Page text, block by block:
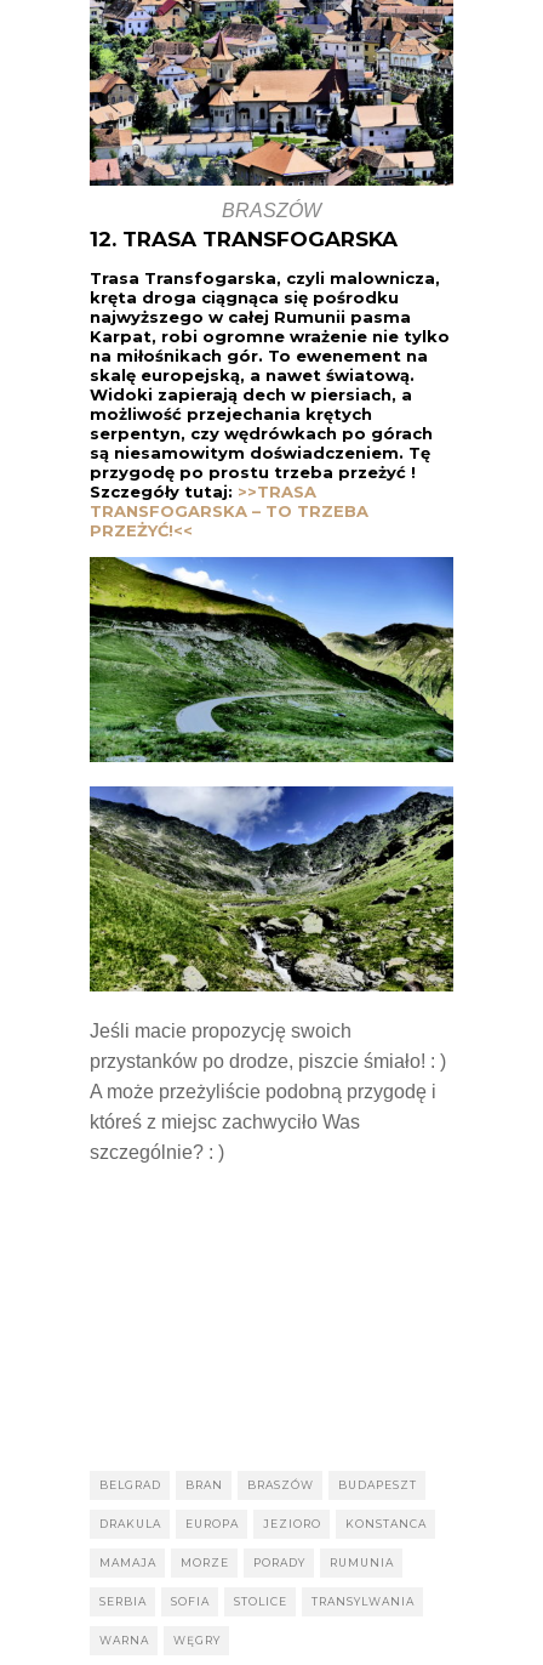
BRASZÓW
12. TRASA TRANSFOGARSKA
Trasa Transfogarska, czyli malownicza,
kręta droga ciągnąca się pośrodku
najwyższego w całej Rumunii pasma
Karpat, robi ogromne wrażenie nie tylko
na miłośnikach gór. To ewenement na
skalę europejską, a nawet światową.
Widoki zapierają dech w piersiach, a
możliwość przejechania krętych
serpentyn, czy wędrówkach po górach
są niesamowitym doświadczeniem. Tę
przygodę po prostu trzeba przeżyć !
Szczegóły tutaj: >>TRASA
TRANSFOGARSKA – TO TRZEBA
PRZEŻYĆ!<<
Jeśli macie propozycję swoich
przystanków po drodze, piszcie śmiało! : )
A może przeżyliście podobną przygodę i
któreś z miejsc zachwyciło Was
szczególnie? : )
BELGRAD BRAN BRASZÓW BUDAPESZT
DRAKULA EUROPA JEZIORO KONSTANCA
MAMAJA MORZE PORADY RUMUNIA
SERBIA SOFIA STOLICE TRANSYLWANIA
WARNA WĘGRY